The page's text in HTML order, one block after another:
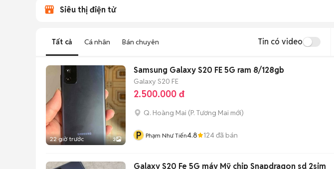
Siêu thị điện tử
Tất cả Cá nhân Bán chuyên Tin có video
22 giờ trước 3
Samsung Galaxy S20 FE 5G ram 8/128gb
Galaxy S20 FE
2.500.000 đ
Q. Hoàng Mai (P. Tương Mai mới)
P Phạm Như Tiến4.8 124đã bán
Galaxy S20 Fe 5G máy Mỹ chip Snapdragon sd 2sim